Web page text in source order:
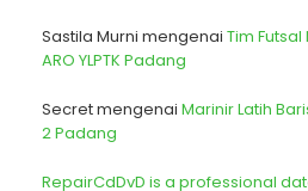
Sastila Murni mengenai Tim
ARO YLPTK Padang
Secretmengenai Marinir Latih
2 Padang
RepairCdDvD is a professional